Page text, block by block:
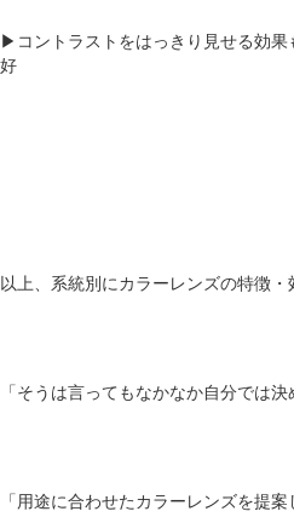
▶コントラストをはっきり見せる効
好
以上、系統別にカラーレンズの特徴・
「そうは言ってもなかなか自分では決
「用途に合わせたカラーレンズを提案